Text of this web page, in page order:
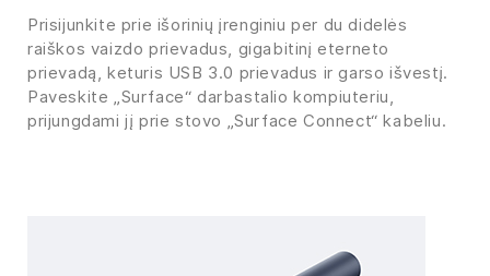
Prisijunkite prie išorinių įrenginiu per du didelės
raiškos vaizdo prievadus, gigabitinį eterneto
prievadą, keturis USB 3.0 prievadus ir garso išvestį.
Paveskite „Surface“ darbastalio kompiuteriu,
prijungdami jį prie stovo „Surface Connect“ kabeliu.